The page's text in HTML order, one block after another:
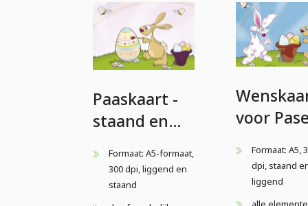
Paaskaart -
staand en
formaat
Formaat: A5-formaat,
300 dpi, liggend en
staand
voor
liggend
formaat -
Formaat: A5,
dpi, staand
liggend